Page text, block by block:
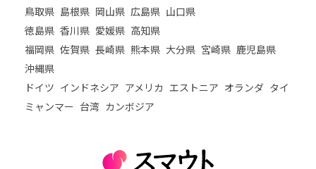
鳥取県 島根県 岡山県 広島県 山口県
徳島県 香川県 愛媛県 高知県
福岡県 佐賀県 長崎県 熊本県 大分県 宮崎県 鹿児島県
沖縄県
ドイツ インドネシア アメリカ エストニア オランダ タイ
ミャンマー 台湾 カンボジア